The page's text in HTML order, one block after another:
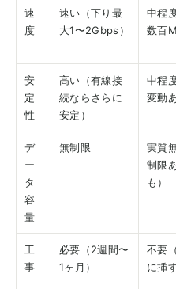
速
度
速い（下り最
大1〜2Gbps）
中程
数百
安
定
性
高い（有線接
続ならさらに
安定）
中程
変動
デ
ー
タ
容
量
無制限
実質
制限
も）
工
事
必要（2週間〜
1ヶ月）
不要
に挿